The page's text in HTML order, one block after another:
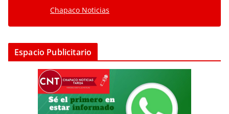
Chapaco Noticias
Espacio Publicitario